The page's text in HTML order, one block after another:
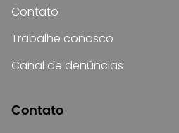
Contato
Trabalhe conosco
Canal de denúncias
Contato